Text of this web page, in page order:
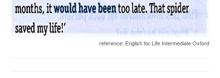
reference: English for Life Intermediate Oxford